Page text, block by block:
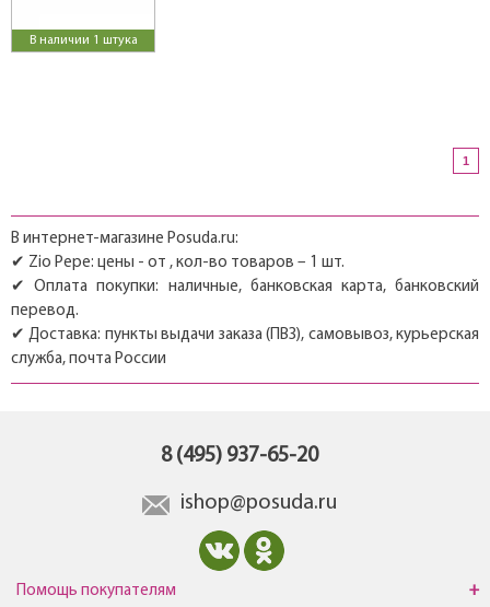
В наличии 1 штука
1
В интернет-магазине Posuda.ru:
✔ Zio Pepe: цены - от , кол-во товаров – 1 шт.
✔ Оплата покупки: наличные, банковская карта, банковский
перевод.
✔ Доставка: пункты выдачи заказа (ПВЗ), самовывоз, курьерская
служба, почта России
8 (495) 937-65-20
ishop@posuda.ru
Помощь покупателям